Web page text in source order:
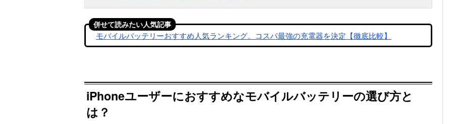
併せて読みたい人気記事
モバイルバッテリーおすすめ人気ランキング。コスパ最強の充電器を決定【徹底比較】
iPhoneユーザーにおすすめなモバイルバッテリーの選び方と
は？